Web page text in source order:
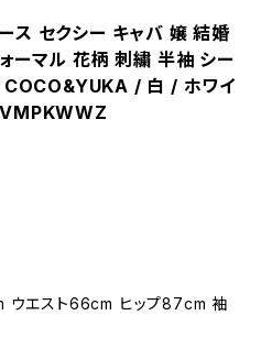
ス セクシー キャバ 嬢 結婚
ーマル 花柄 刺繍 半袖 シー
COCO&YUKA / 白 / ホワイ
エスト66cm ヒップ87cm 袖